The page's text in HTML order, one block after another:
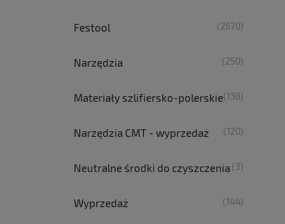
Festool (2670)
Narzędzia (250)
Materiały szlifiersko-polerskie(138)
Narzędzia CMT - wyprzedaż (120)
Neutralne środki do czyszczenia (3)
Wyprzedaż (144)